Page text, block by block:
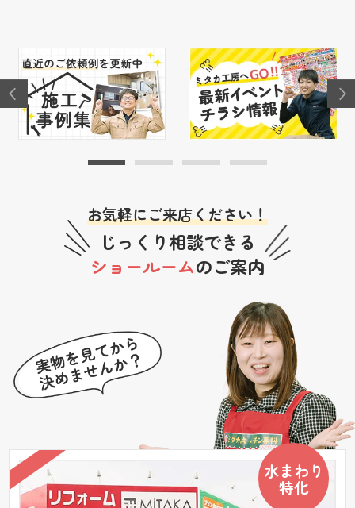
お気軽にご来店ください！
じっくり相談できる
ショールームのご案内
水まわり
特化